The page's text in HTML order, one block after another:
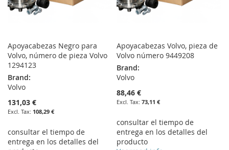
Apoyacabezas Negro para
Volvo, número de pieza Volvo
1294123
Brand:
Volvo
131,03 €
108,29 €
consultar el tiempo de
entrega en los detalles del
Apoyacabezas Volvo, pieza de
Volvo número 9449208
Brand:
Volvo
88,46 €
73,11 €
consultar el tiempo de
entrega en los detalles del
producto